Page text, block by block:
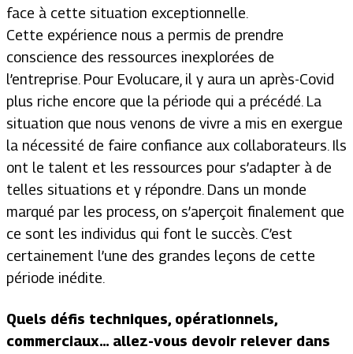
face à cette situation exceptionnelle.
Cette expérience nous a permis de prendre
conscience des ressources inexplorées de
l’entreprise. Pour Evolucare, il y aura un après-Covid
plus riche encore que la période qui a précédé. La
situation que nous venons de vivre a mis en exergue
la nécessité de faire confiance aux collaborateurs. Ils
ont le talent et les ressources pour s’adapter à de
telles situations et y répondre. Dans un monde
marqué par les process, on s’aperçoit finalement que
ce sont les individus qui font le succès. C’est
certainement l’une des grandes leçons de cette
période inédite.
Quels défis techniques, opérationnels,
commerciaux… allez-vous devoir relever dans